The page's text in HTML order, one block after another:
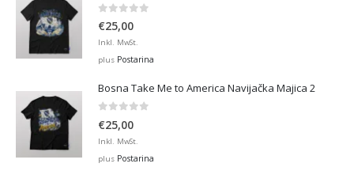
0 out of 5
€25,00
Inkl. MwSt.
plus Postarina
Bosna Take Me to America Navijačka Majica 2
€25,00
Inkl. MwSt.
plus Postarina